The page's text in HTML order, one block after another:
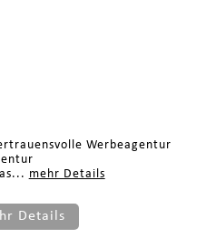
Werbeagentur
mehr Details
Details